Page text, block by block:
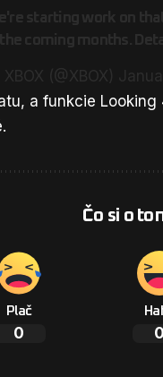
a funkcie
Čo si o
Plač
0 0